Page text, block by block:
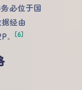
必位于国
经由
。
[6]